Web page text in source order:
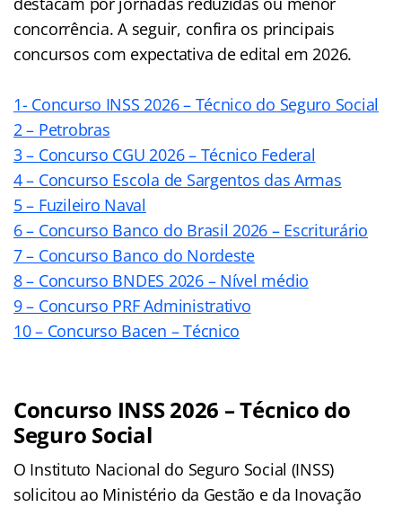
concorrência. A seguir, confira os principais
concursos com expectativa de edital em 2026.
1- Concurso INSS 2026 – Técnico do Seguro Social
2 – Petrobras
3 – Concurso CGU 2026 – Técnico Federal
4 – Concurso Escola de Sargentos das Armas
5 – Fuzileiro Naval
6 – Concurso Banco do Brasil 2026 – Escriturário
7 – Concurso Banco do Nordeste
8 – Concurso BNDES 2026 – Nível médio
9 – Concurso PRF Administrativo
10 – Concurso Bacen – Técnico
Concurso INSS 2026 – Técnico do
Seguro Social
O Instituto Nacional do Seguro Social (INSS)
solicitou ao Ministério da Gestão e da Inovação